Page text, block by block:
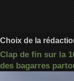
Choix de la
Clap de fin sur la
des bagarres